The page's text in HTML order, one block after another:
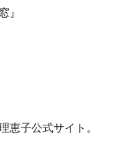
』
恵子公式サイト。